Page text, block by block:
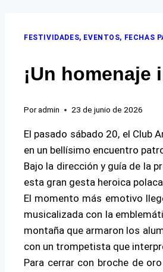
FESTIVIDADES, EVENTOS, FECHAS
¡Un
Poradmin 23 de junio de 2026
El pasado sábado 20, el Club
en un bellísimo encuentro
Bajo la dirección y guía de la
esta gran gesta heroica
El momento más emotivo
musicalizada con la
montaña que armaron los
con un trompetista que
Para cerrar con broche de